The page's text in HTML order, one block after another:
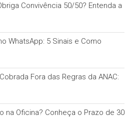
Convivência 50/50? Entenda a
WhatsApp: 5 Sinais e Como
Fora das Regras da ANAC:
na Oficina? Conheça o Prazo de 30